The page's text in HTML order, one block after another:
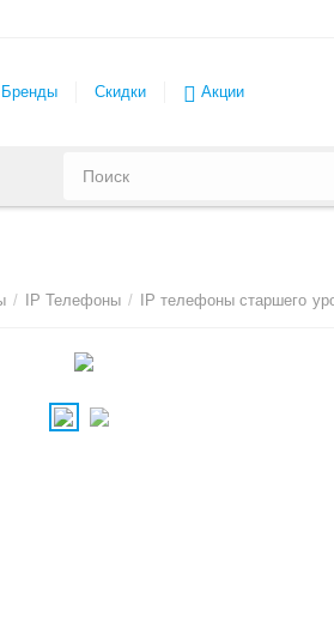
Бренды Скидки Акции
/ IP Телефоны / IP телефоны старшего